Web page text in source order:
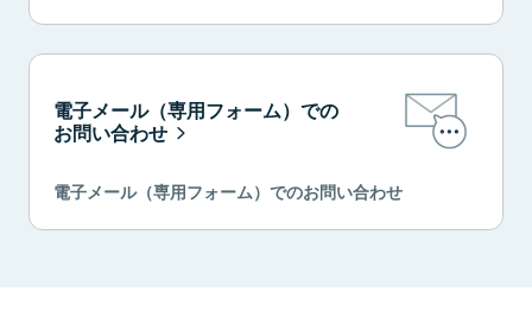
電子メール（専用フォーム）での
お問い合わせ
電子メール（専用フォーム）でのお問い合わせ